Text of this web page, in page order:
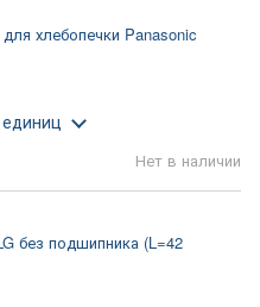
хлебопечки Panasonic
Нет в наличии
без подшипника (L=42